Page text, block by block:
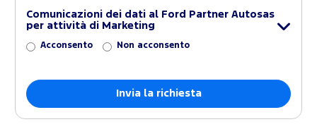
Comunicazioni dei dati al Ford Partner Autosas
per attività di Marketing
Acconsento Non acconsento